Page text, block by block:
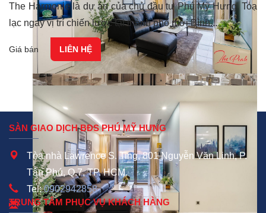
The Harmonie là dự án của chủ đầu tư Phú Mỹ Hưng. Toạ
lạc ngay vị trí chiến lược tại thành phố mới Bình...
Giá bán LIÊN HỆ
SÀN GIAO DỊCH BĐS PHÚ MỸ HƯNG
Tòa nhà Lawrence S. Ting, 801 Nguyễn Văn Linh, P.
Tân Phú, Q.7, TP. HCM.
Tel:0902942858
TRUNG TÂM PHỤC VỤ KHÁCH HÀNG